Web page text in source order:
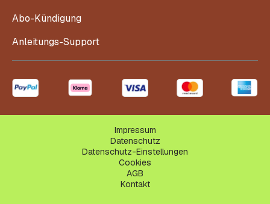
Abo-Kündigung
Anleitungs-Support
Impressum
Datenschutz
Datenschutz-Einstellungen
Cookies
AGB
Kontakt